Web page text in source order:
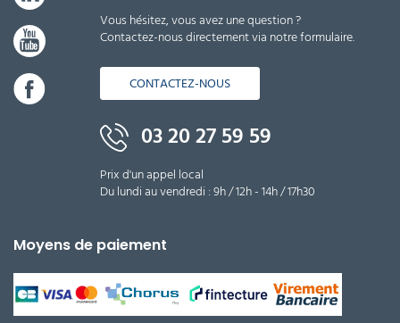
contact,
démoustiquant,
carton de 4x5L
l'unité
Nettoyant sans
contact,
démoustiquant,
1 544,59 €
l'unité
Kit vide
cave
Vous hésitez, vous avez une question ?
Contactez-nous directement via notre formulaire.
CONTACTEZ-NOUS
03 20 27 59 59
Prix d'un appel local
Du lundi au vendredi : 9h / 12h - 14h / 17h30
Moyens de paiement